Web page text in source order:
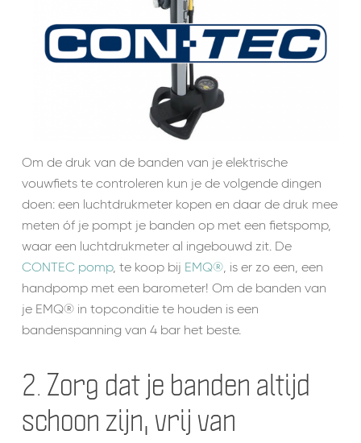
Om de druk van de banden van je elektrische
vouwfiets te controleren kun je de volgende dingen
doen: een luchtdrukmeter kopen en daar de druk mee
meten óf je pompt je banden op met een fietspomp,
waar een luchtdrukmeter al ingebouwd zit. De
CONTEC pomp, te koop bij EMQ®, is er zo een, een
handpomp met een barometer! Om de banden van
je EMQ® in topconditie te houden is een
bandenspanning van 4 bar het beste.
2. Zorg dat je banden altijd
schoon zijn, vrij van